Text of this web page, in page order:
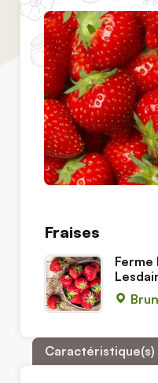
Fraises
Ferme